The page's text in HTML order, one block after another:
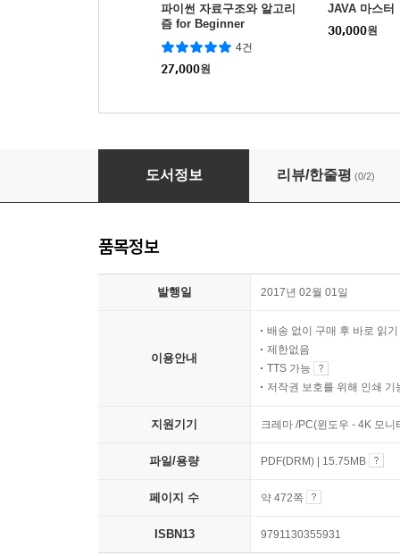
파이썬 자료구조와 알고리
즘 for Beginner
4건
27,000원
JAVA 마스터
30,000원
범죄, 그 심리를 말하다
도서정보 리뷰/한줄평 (0/2)
품목정보
발행일 2017년 02월 01일
이용안내
배송 없이 구매 후 바로 읽기
제한없음
TTS 가능
저작권 보호를 위해 인쇄 기
지원기기 크레마 /PC(윈도우 - 4K 모
파일/용량 PDF(DRM) | 15.75MB
페이지 수 약 472쪽
ISBN13 9791130355931